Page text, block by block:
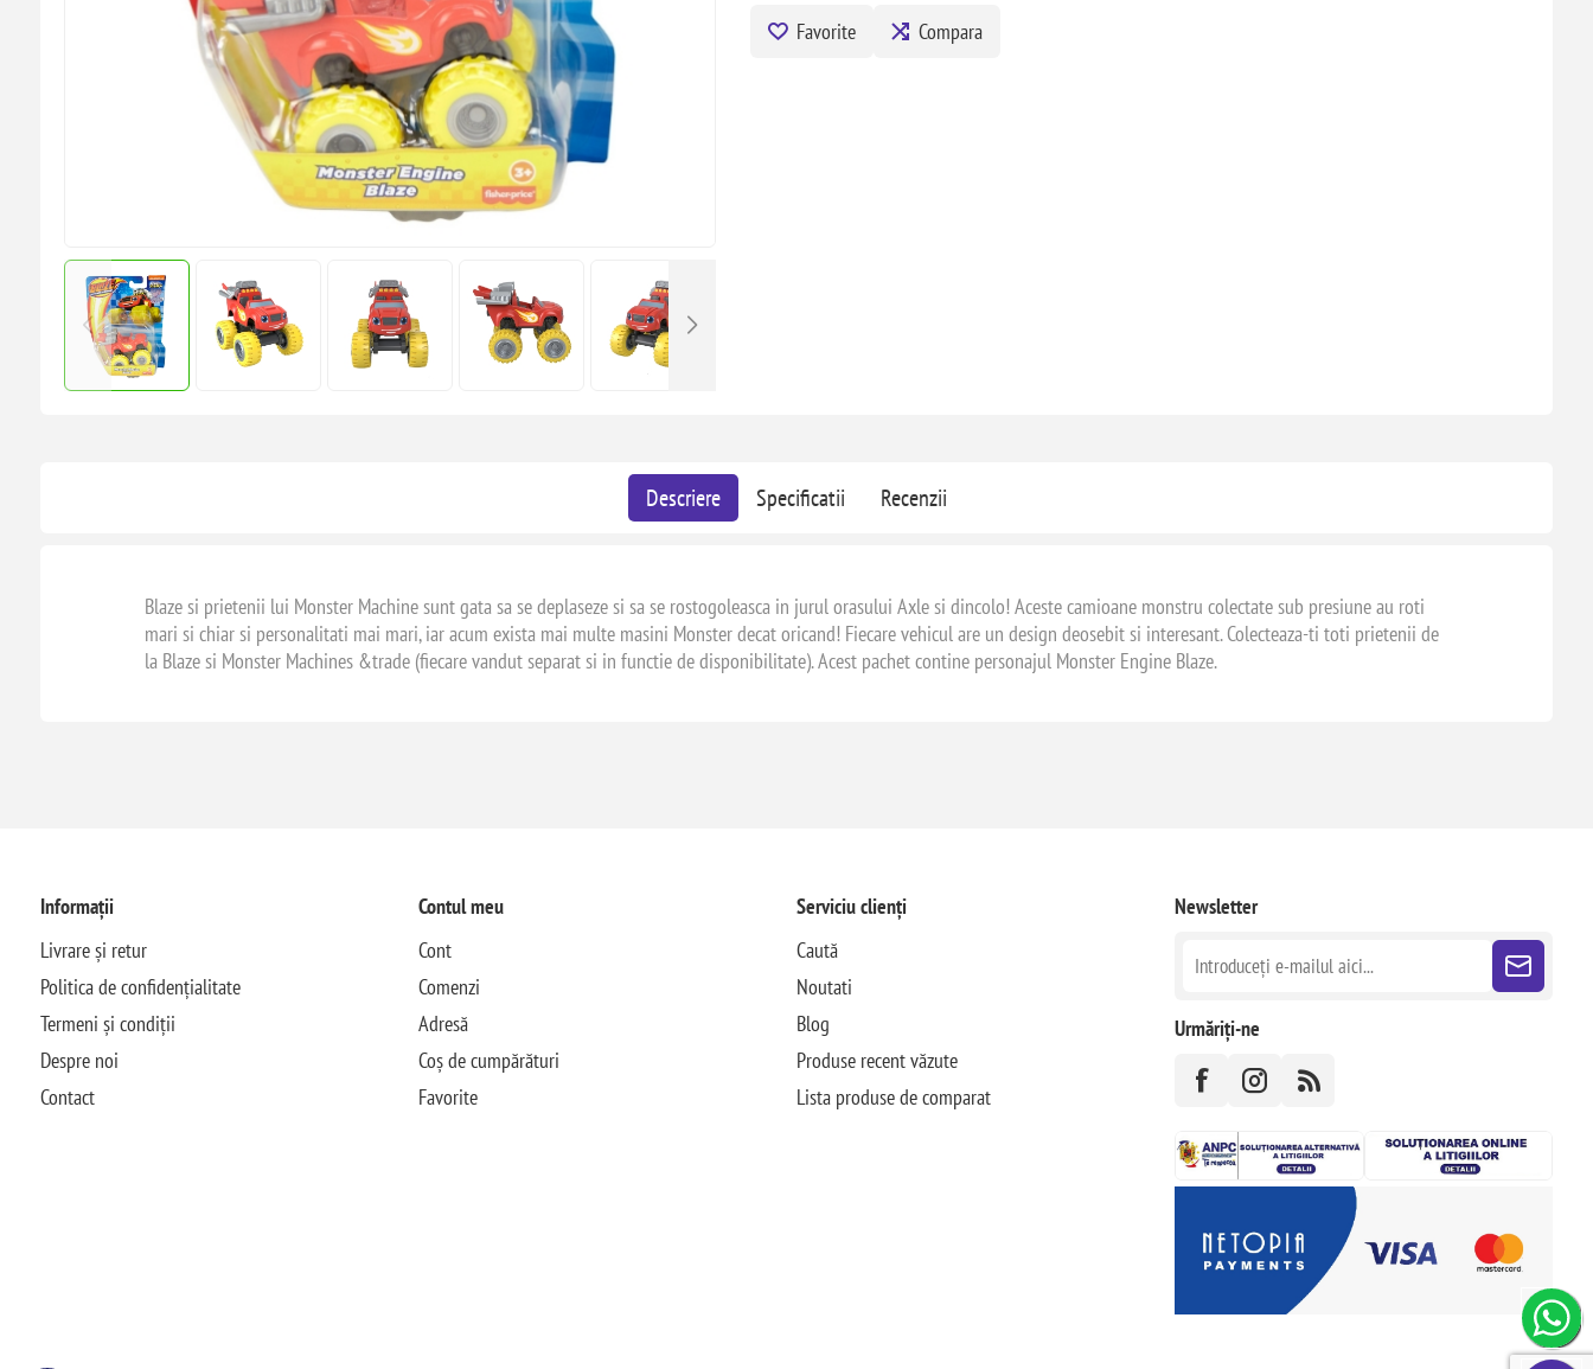
Favorite Compara
Descriere Specificatii Recenzii
Blaze si prietenii lui Monster Machine sunt gata sa se deplaseze si sa se rostogoleasca in jurul orasului Axle si dincolo! Aceste camioane monstru colectate sub presiune au roti
mari si chiar si personalitati mai mari, iar acum exista mai multe masini Monster decat oricand! Fiecare vehicul are un design deosebit si interesant. Colecteaza-ti toti prietenii de
la Blaze si Monster Machines &trade (fiecare vandut separat si in functie de disponibilitate). Acest pachet contine personajul Monster Engine Blaze.
Informații
Livrare și retur
Politica de confidențialitate
Termeni și condiții
Despre noi
Contact
Contul meu
Cont
Comenzi
Adresă
Coș de cumpărături
Favorite
Serviciu clienți
Caută
Noutati
Blog
Produse recent văzute
Lista produse de comparat
Newsletter
Urmăriți-ne